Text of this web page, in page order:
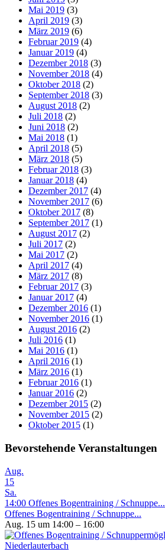
Mai 2019 (3)
April 2019 (3)
März 2019 (6)
Februar 2019 (4)
Januar 2019 (4)
Dezember 2018 (3)
November 2018 (4)
Oktober 2018 (2)
September 2018 (3)
August 2018 (2)
Juli 2018 (2)
Juni 2018 (2)
Mai 2018 (1)
April 2018 (5)
März 2018 (5)
Februar 2018 (3)
Januar 2018 (4)
Dezember 2017 (4)
November 2017 (6)
Oktober 2017 (8)
September 2017 (1)
August 2017 (2)
Juli 2017 (2)
Mai 2017 (2)
April 2017 (4)
März 2017 (8)
Februar 2017 (3)
Januar 2017 (4)
Dezember 2016 (1)
November 2016 (1)
August 2016 (2)
Juli 2016 (1)
Mai 2016 (1)
April 2016 (1)
März 2016 (1)
Februar 2016 (1)
Januar 2016 (2)
Dezember 2015 (2)
November 2015 (2)
Oktober 2015 (1)
Bevorstehende Veranstaltungen
Aug.
15
Sa.
14:00 Offenes Bogentraining / Schnuppe...
Offenes Bogentraining / Schnuppe...
Aug. 15 um 14:00 – 16:00